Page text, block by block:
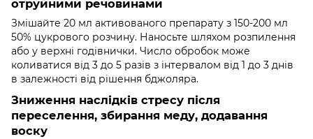
отруйними речовинами
Змішайте 20 мл активованого препарату з 150-200 мл
50% цукрового розчину. Наносьте шляхом розпилення
або у верхні годівнички. Число обробок може
коливатися від 3 до 5 разів з інтервалом від 1 до 3 днів
в залежності від рішення бджоляра.
Зниження наслідків стресу після
переселення, збирання меду, додавання
воску